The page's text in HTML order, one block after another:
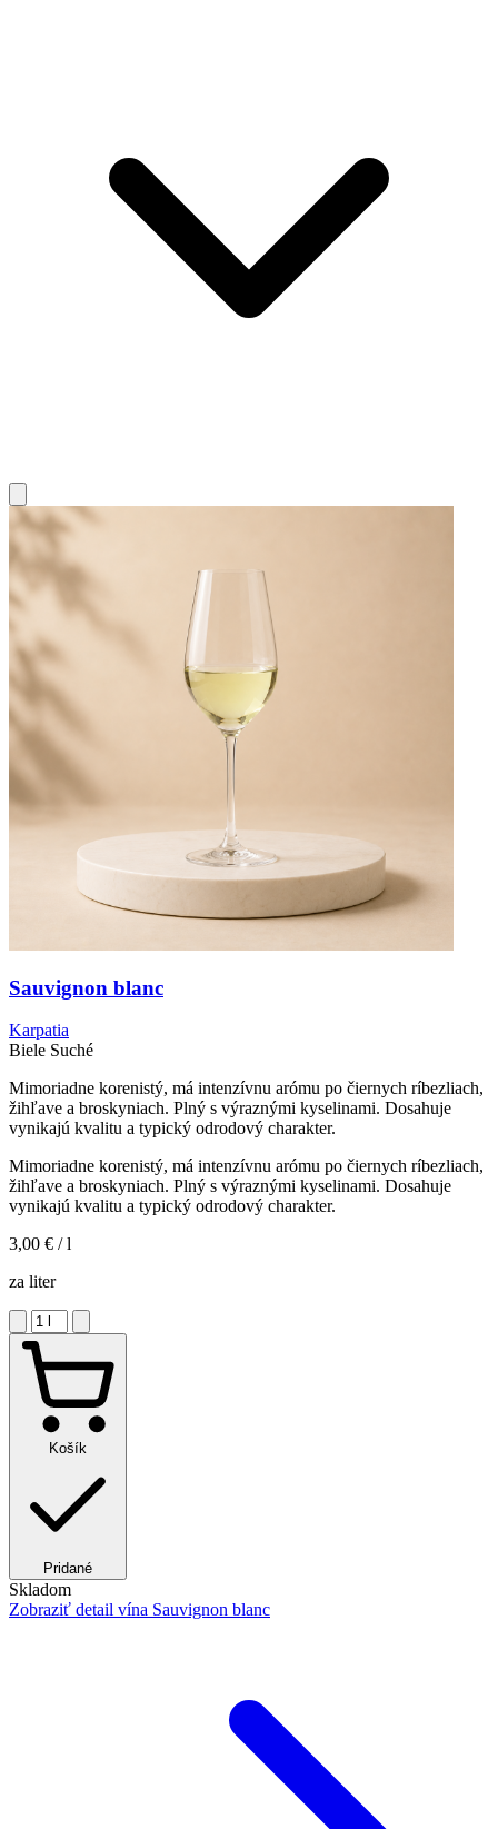
Sauvignon blanc
Karpatia
Biele Suché
Mimoriadne korenistý, má intenzívnu arómu po čiernych ríbezliach,
žihľave a broskyniach. Plný s výraznými kyselinami. Dosahuje
vynikajú kvalitu a typický odrodový charakter.
Mimoriadne korenistý, má intenzívnu arómu po čiernych ríbezliach,
žihľave a broskyniach. Plný s výraznými kyselinami. Dosahuje
vynikajú kvalitu a typický odrodový charakter.
3,00 € / l
za liter
Košík
Pridané
Skladom
Zobraziť detail vína Sauvignon blanc